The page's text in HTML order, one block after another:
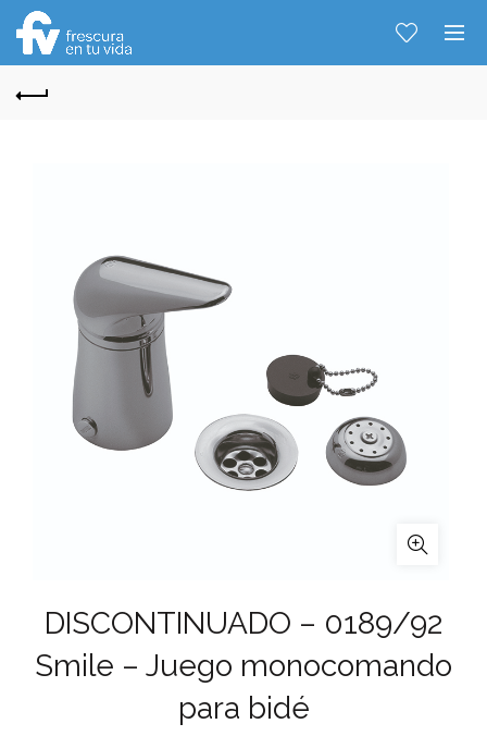
DISCONTINUADO – 0189/92
Smile – Juego monocomando
para bidé
Hablemos...
Solo tenes que decirme: Hola